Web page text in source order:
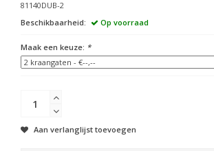
81140DUB-2
Beschikbaarheid:
Op voorraad
Maak een keuze: *
Aan verlanglijst toevoegen